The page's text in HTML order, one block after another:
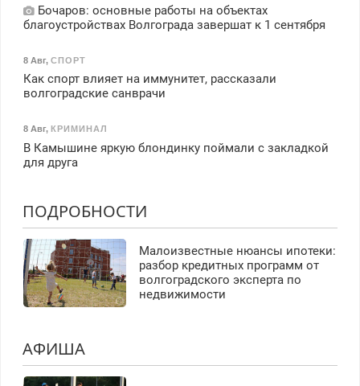
Бочаров: основные работы на объектах
благоустройствах Волгограда завершат к 1 сентября
8 Авг, СПОРТ
Как спорт влияет на иммунитет, рассказали
волгоградские санврачи
8 Авг, КРИМИНАЛ
В Камышине яркую блондинку поймали с закладкой
для друга
ПОДРОБНОСТИ
Малоизвестные нюансы ипотеки:
разбор кредитных программ от
волгоградского эксперта по
недвижимости
АФИША